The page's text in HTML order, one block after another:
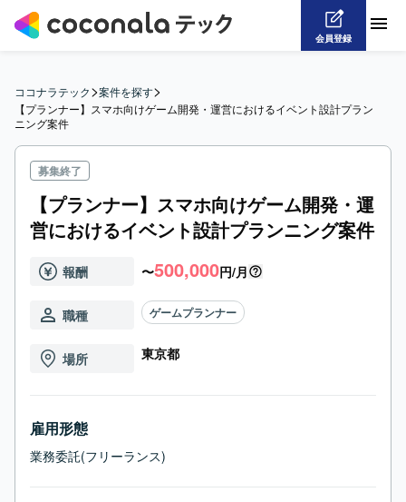
会員登録
ココナラテック>案件を探す>
【プランナー】スマホ向けゲーム開発・運営におけるイベント設計プラン
ニング案件
募集終了
【プランナー】スマホ向けゲーム開発・運
営におけるイベント設計プランニング案件
報酬 〜500,000円/月
職種 ゲームプランナー
場所 東京都
雇用形態
業務委託(フリーランス)